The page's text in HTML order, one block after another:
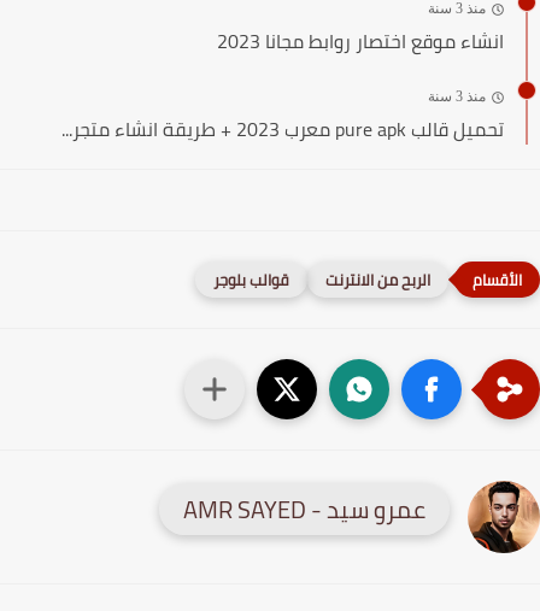
منذ 3 سنة
انشاء موقع اختصار روابط مجانا 2023
منذ 3 سنة
تحميل قالب pure apk معرب 2023 + طريقة انشاء متجر...
الربح من الانترنت قوالب بلوجر
عمرو سيد - AMR SAYED